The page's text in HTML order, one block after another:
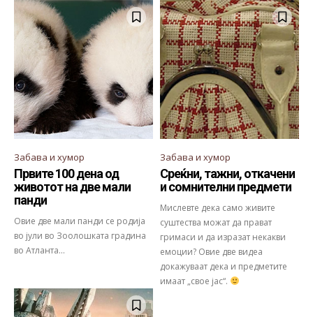
Забава и хумор
Првите 100 дена од
животот на две мали
панди
Овие две мали панди се родија
во јули во Зоолошката градина
во Атланта...
Забава и хумор
Среќни, тажни, откачени
и сомнителни предмети
Мислевте дека само живите
суштества можат да прават
гримаси и да изразат некакви
емоции? Овие две видеа
докажуваат дека и предметите
имаат „свое јас“.